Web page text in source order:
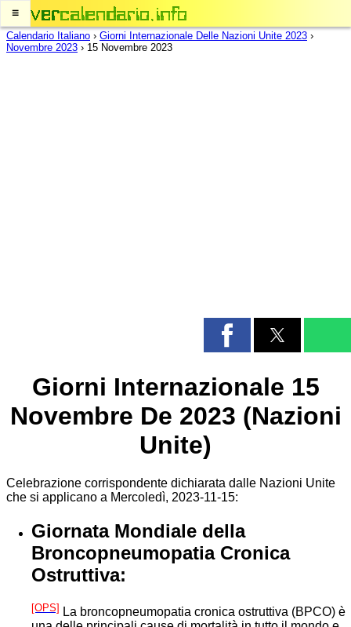
≡
Calendario Italiano › Giorni Internazionale Delle Nazioni Unite 2023 ›
Novembre 2023 › 15 Novembre 2023
Giorni Internazionale 15
Novembre De 2023 (Nazioni
Unite)
Celebrazione corrispondente dichiarata dalle Nazioni Unite
che si applicano a Mercoledì, 2023-11-15:
Giornata Mondiale della
Broncopneumopatia Cronica
Ostruttiva:
[OPS] La broncopneumopatia cronica ostruttiva (BPCO) è